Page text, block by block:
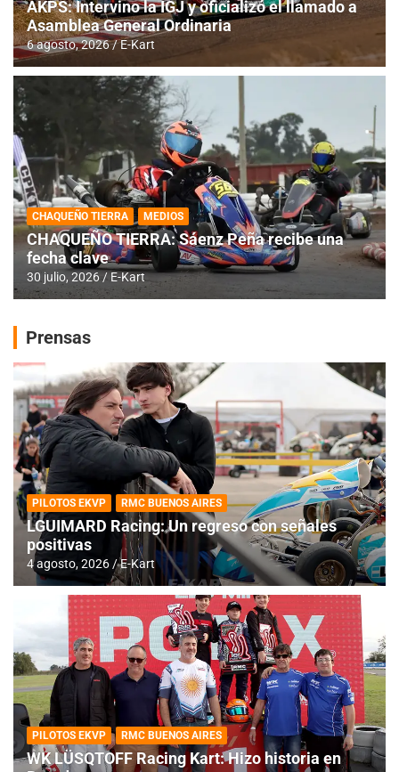
AKPS: Intervino la IGJ y oficializó el llamado a
Asamblea General Ordinaria
6 agosto, 2026 E-Kart
CHAQUEÑO TIERRA MEDIOS
CHAQUEÑO TIERRA: Sáenz Peña recibe una
fecha clave
30 julio, 2026 E-Kart
Prensas
PILOTOS EKVP RMC BUENOS AIRES
LGUIMARD Racing: Un regreso con señales
positivas
4 agosto, 2026 E-Kart
PILOTOS EKVP RMC BUENOS AIRES
WK LÜSQTOFF Racing Kart: Hizo historia en